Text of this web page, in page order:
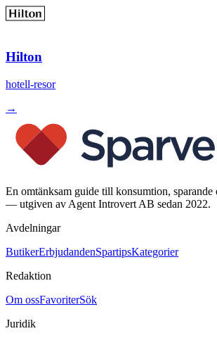
Hilton
hotell-resor
→
En omtänksam guide till konsumtion,
— utgiven av Agent Introvert AB sedan 2022.
Avdelningar
ButikerErbjudandenSpartipsKategorier
Redaktion
Om ossFavoriterSök
Juridik